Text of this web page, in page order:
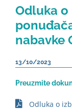
Odluka
nabavke
13/10/2023
Preuzmite
Odluka o